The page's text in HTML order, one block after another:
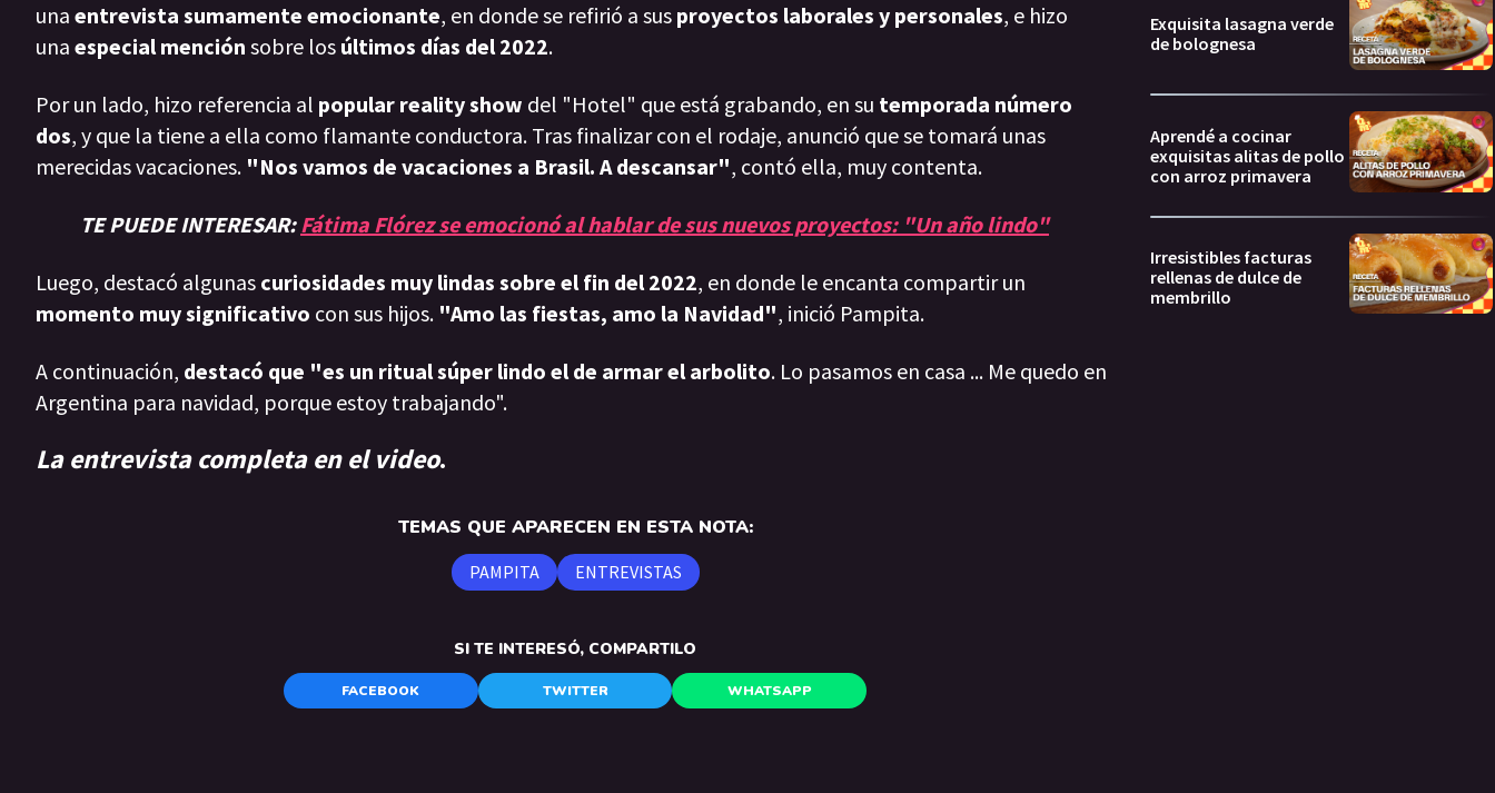
una entrevista sumamente emocionante, en donde se refirió a sus proyectos laborales y personales, e hizo
una especial mención sobre los últimos días del 2022.
Por un lado, hizo referencia al popular reality show del "Hotel" que está grabando, en su temporada número
dos, y que la tiene a ella como flamante conductora. Tras finalizar con el rodaje, anunció que se tomará unas
merecidas vacaciones. "Nos vamos de vacaciones a Brasil. A descansar", contó ella, muy contenta.
TE PUEDE INTERESAR:Fátima Flórez se emocionó al hablar de sus nuevos proyectos: "Un año lindo"
Luego, destacó algunas curiosidades muy lindas sobre el fin del 2022, en donde le encanta compartir un
momento muy significativo con sus hijos. "Amo las fiestas, amo la Navidad", inició Pampita.
A continuación, destacó que "es un ritual súper lindo el de armar el arbolito. Lo pasamos en casa ... Me quedo en
Argentina para navidad, porque estoy trabajando".
La entrevista completa en el video.
TEMAS QUE APARECEN EN ESTA NOTA:
PAMPITA ENTREVISTAS
SI TE INTERESÓ, COMPARTILO
FACEBOOK TWITTER WHATSAPP
Exquisita lasagna verde
de bolognesa
Aprendé a cocinar
exquisitas alitas de pollo
con arroz primavera
Irresistibles facturas
rellenas de dulce de
membrillo